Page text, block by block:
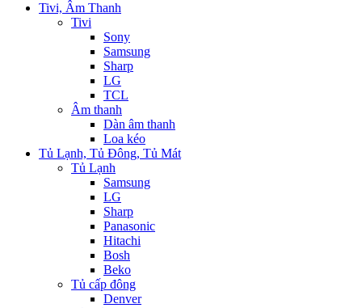
Tivi, Âm Thanh
Tivi
Sony
Samsung
Sharp
LG
TCL
Âm thanh
Dàn âm thanh
Loa kéo
Tủ Lạnh, Tủ Đông, Tủ Mát
Tủ Lạnh
Samsung
LG
Sharp
Panasonic
Hitachi
Bosh
Beko
Tủ cấp đông
Denver